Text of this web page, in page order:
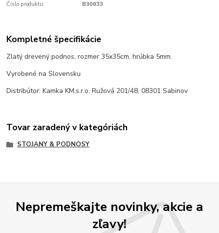
Číslo produktu: B30833
Kompletné špecifikácie
Zlatý drevený podnos, rozmer 35x35cm, hrúbka 5mm.
Vyrobené na Slovensku
Distribútor: Kamka KM,s.r.o. Ružová 201/48, 08301 Sabinov
Tovar zaradený v kategóriách
STOJANY & PODNOSY
Nepremeškajte novinky, akcie a
zľavy!